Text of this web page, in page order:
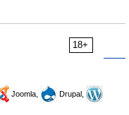
18+
Joomla,
Drupal,